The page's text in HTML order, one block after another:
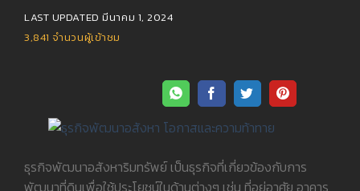
LAST UPDATEDมีนาคม 1, 2024
3,841 จำนวนผู้เข้าชม
ธุรกิจพัฒนาอสังหาริมทรัพย์ เป็นธุรกิจที่เกี่ยวข้องกับการ